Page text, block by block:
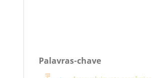
Palavras-chave